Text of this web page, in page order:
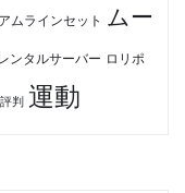
ムラインセット ムー
ンタルサーバー ロリポ
評判 運動